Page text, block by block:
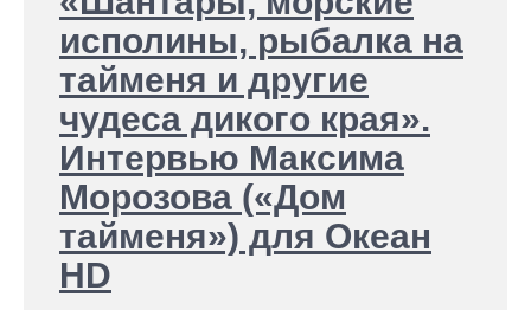
исполины, рыбалка на
тайменя и другие
чудеса дикого края».
Интервью Максима
Морозова («Дом
тайменя») для Океан
HD